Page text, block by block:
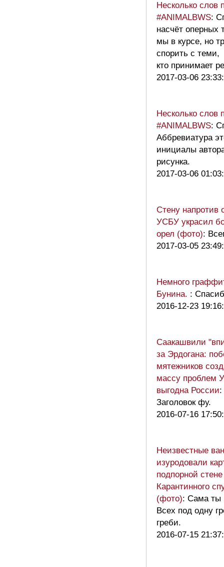
Несколько слов
#ANIMALBWS:
насчёт оперных
мы в курсе, но
спорить с теми,
кто принимает
2017-03-06
Несколько слов
#ANIMALBWS:
Аббревиатура
инициалы
рисунка.
2017-03-06
Стену напротив
УСБУ украсил
орел (фото):
2017-03-05
Немного
Бунина. :
2016-12-23
Саакашвили
за Эрдогана:
мятежников
массу проблем
выгодна России:
Заголовок фу.
2016-07-16
Неизвестные
изуродовали
подпорной стене
Карантинного
(фото): Сама ты
Всех под одну
греби.
2016-07-15